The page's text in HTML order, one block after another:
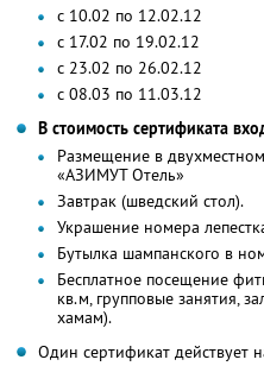
с 10.02 по 12.02.12
с 17.02 по 19.02.12
с 23.02 по 26.02.12
с 08.03 по 11.03.12
В стоимость сертификата
Размещение в
«АЗИМУТ Отель»
Завтрак (шведский стол).
Украшение номера
Бутылка шампанского в
Бесплатное посещение
кв.м, групповые занятия,
хамам).
Один сертификат действует